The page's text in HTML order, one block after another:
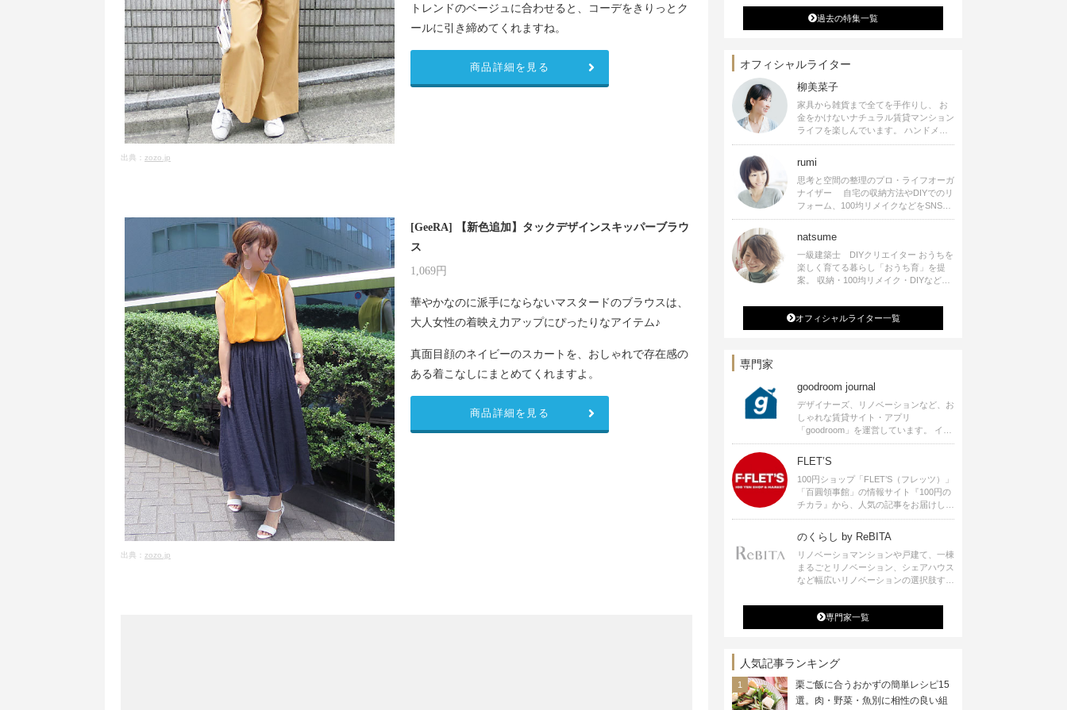
出典： zozo.jp
トレンドのベージュに合わせると、コーデをきりっとク
ールに引き締めてくれますね。
商品詳細を見る
出典： zozo.jp
[GeeRA] 【新色追加】タックデザインスキッパーブラウ
ス
1,069円
華やかなのに派手にならないマスタードのブラウスは、
大人女性の着映え力アップにぴったりなアイテム♪
真面目顔のネイビーのスカートを、おしゃれで存在感の
ある着こなしにまとめてくれますよ。
商品詳細を見る
過去の特集一覧
オフィシャルライター
柳美菜子
家具から雑貨まで全てを手作りし、 お
金をかけないナチュラル賃貸マンション
ライフを楽しんでいます。 ハンドメイ
ド雑貨やインテリアに関する著書も出
ます。
rumi
思考と空間の整理のプロ・ライフオーガ
ナイザー 自宅の収納方法やDIYでのリ
フォーム、100均リメイクなどをSNSで
公開中。 収納やリメイク、インテリア
シピ提供、店舗プロデュース 2016年９
月に宝島社より【Rumiのおうち時間を
楽しむインテリア】を出版しました。
natsume
一級建築士 DIYクリエイター おうちを
楽しく育てる暮らし「おうち育」を提
案。 収納・100均リメイク・DIYなどお
発信中。 著書 なつめさんちの新しい
のになつかしいアンティークな部屋つく
り 雑誌掲載・TV出演・コラム執筆・
オフィシャルライター一覧
専門家
goodroom journal
デザイナーズ、リノベーションなど、お
しゃれな賃貸サイト・アプリ
「goodroom」を運営しています。 イン
テリアや、ひとり暮らし、ふたり暮らし
のアイディアなど、賃貸でも自分らしい
暮らしを楽しむためのヒントをお届けし
ます。
FLET’S
100円ショップ「FLET’S（フレッツ）」
「百圓領事館」の情報サイト『100円の
チカラ』から、人気の記事をお届けしま
す。
のくらし by ReBITA
リノベーショマンションや戸建て、一棟
まるごとリノベーション、シェアハウス
など幅広いリノベーションの選択肢すべ
ジ・シェアスペースなど、「住む」だけ
ではなく「働く」「遊ぶ」「学ぶ」「旅
する」といった領域でも、暮らしや生き
専門家一覧
人気記事ランキング
栗ご飯に合うおかずの簡単レシピ15
選。肉・野菜・魚別に相性の良い組